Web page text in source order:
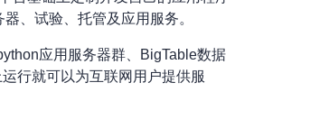
、试验、托管及应用服务。
应用服务器群、BigTable数据
行就可以为互联网用户提供服